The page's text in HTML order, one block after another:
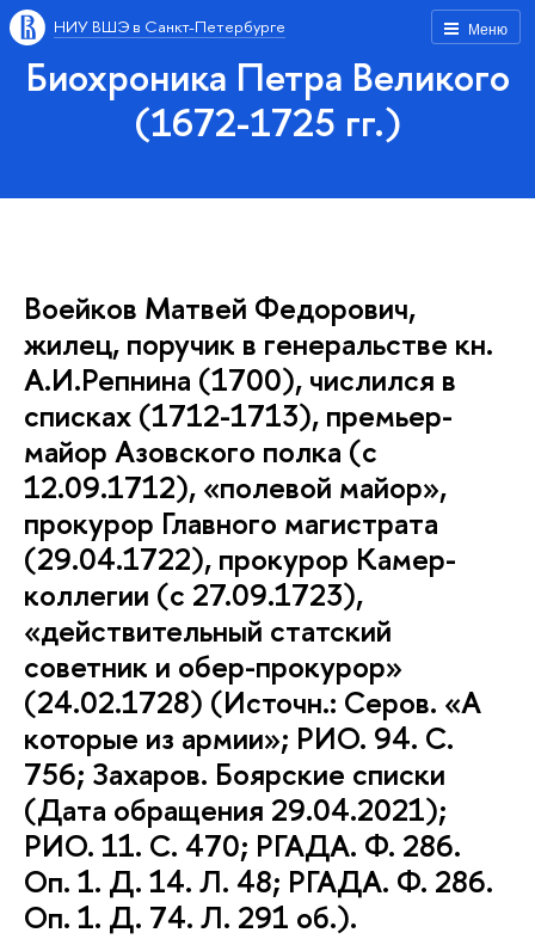
Меню
НИУ ВШЭ в Санкт-Петербурге
Биохроника Петра Великого
(1672-1725 гг.)
Воейков Матвей Федорович,
жилец, поручик в генеральстве кн.
А.И.Репнина (1700), числился в
списках (1712-1713), премьер-
майор Азовского полка (с
12.09.1712), «полевой майор»,
прокурор Главного магистрата
(29.04.1722), прокурор Камер-
коллегии (с 27.09.1723),
«действительный статский
советник и обер-прокурор»
(24.02.1728) (Источн.: Серов. «А
которые из армии»; РИО. 94. С.
756; Захаров. Боярские списки
(Дата обращения 29.04.2021);
РИО. 11. С. 470; РГАДА. Ф. 286.
Оп. 1. Д. 14. Л. 48; РГАДА. Ф. 286.
Оп. 1. Д. 74. Л. 291 об.).